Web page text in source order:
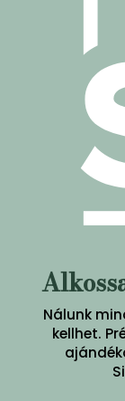
Nálunk
kellhet.